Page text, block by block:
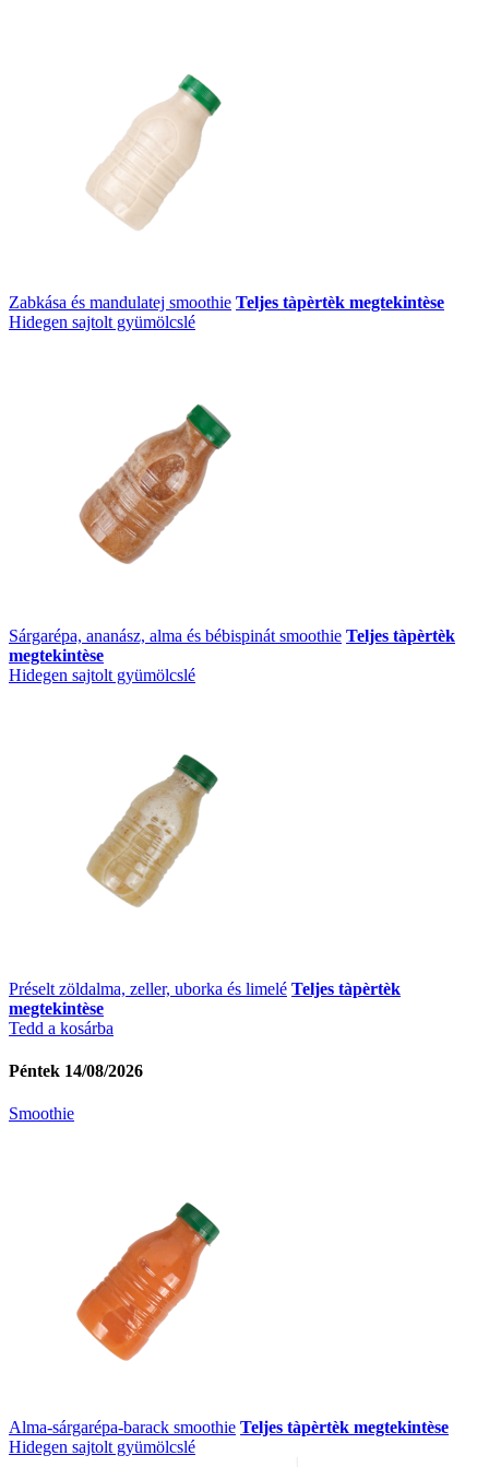
Zabkása és mandulatej smoothie Teljes tàpèrtèk megtekintèse
Hidegen sajtolt gyümölcslé
Sárgarépa, ananász, alma és bébispinát smoothie Teljes tàpèrtèk
megtekintèse
Hidegen sajtolt gyümölcslé
Préselt zöldalma, zeller, uborka és limelé Teljes tàpèrtèk
megtekintèse
Tedd a kosárba
Péntek 14/08/2026
Smoothie
Alma-sárgarépa-barack smoothie Teljes tàpèrtèk megtekintèse
Hidegen sajtolt gyümölcslé